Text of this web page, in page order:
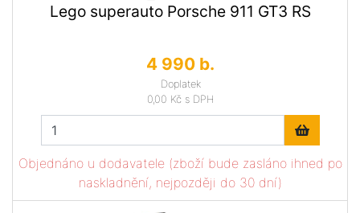
Lego superauto Porsche 911 GT3 RS
4 990 b.
Doplatek
0,00 Kč s DPH
Objednáno u dodavatele (zboží bude zasláno ihned po
naskladnění, nejpozději do 30 dní)